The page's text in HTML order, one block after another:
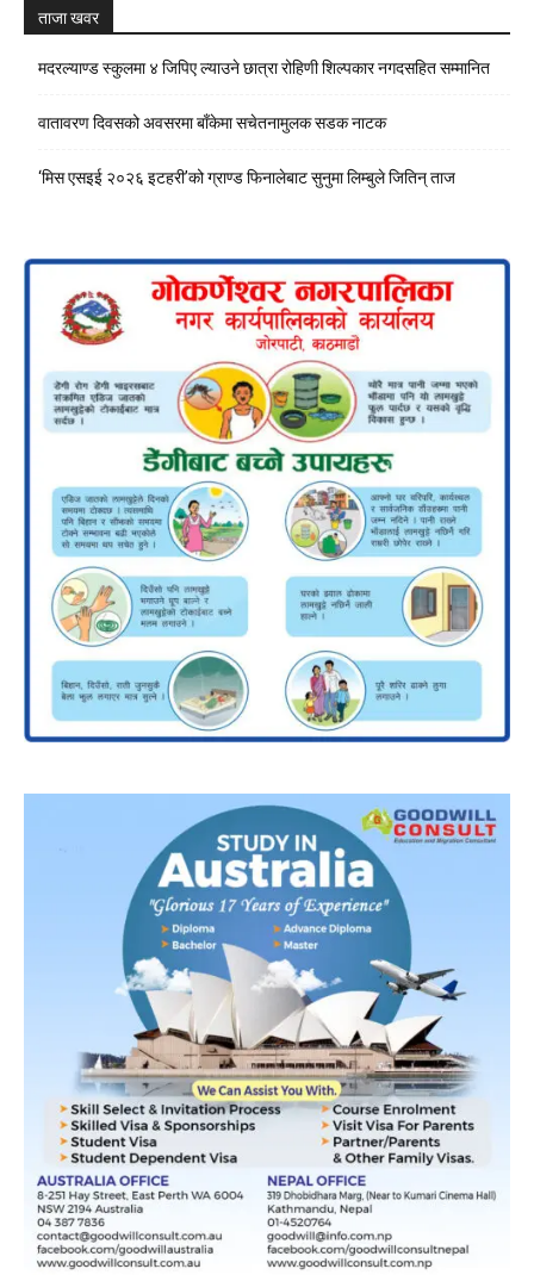
ताजा खवर
मदरल्याण्ड स्कुलमा ४ जिपिए ल्याउने छात्रा रोहिणी शिल्पकार नगदसहित सम्मानित
वातावरण दिवसको अवसरमा बाँकेमा सचेतनामुलक सडक नाटक
‘मिस एसइई २०२६ इटहरी’को ग्राण्ड फिनालेबाट सुनुमा लिम्बुले जितिन् ताज